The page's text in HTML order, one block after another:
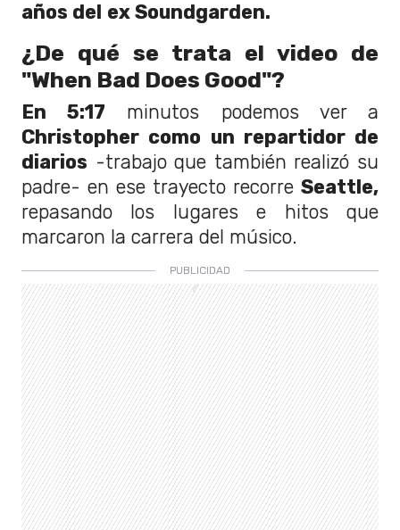
años del ex Soundgarden.
¿De qué se trata el video de
"When Bad Does Good"?
En 5:17 minutos podemos ver a
Christopher como un repartidor de
diarios -trabajo que también realizó su
padre- en ese trayecto recorre Seattle,
repasando los lugares e hitos que
marcaron la carrera del músico.